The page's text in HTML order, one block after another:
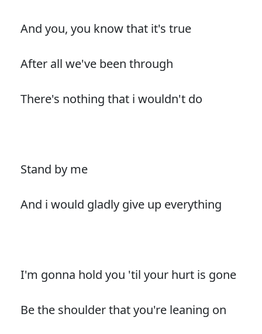
And you, you know that it's true
After all we've been through
There's nothing that i wouldn't do
Stand by me
And i would gladly give up everything
I'm gonna hold you 'til your hurt is gone
Be the shoulder that you're leaning on